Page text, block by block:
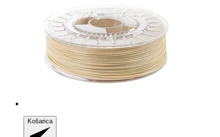
Košarica